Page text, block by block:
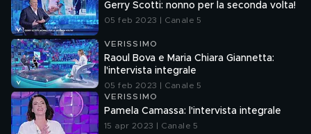
Gerry Scotti: nonno per la seconda volta!
05 feb 2023 | Canale 5
VERISSIMO
Raoul Bova e Maria Chiara Giannetta:
l'intervista integrale
05 feb 2023 | Canale 5
VERISSIMO
Pamela Camassa: l'intervista integrale
15 apr 2023 | Canale 5